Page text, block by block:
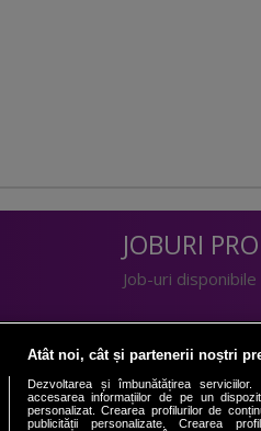
JOBURI PRO
Job-uri disponibile
LIFESTYLE
Doctor de Bine
Acasă
Atât noi, cât și partenerii noștri
Dezvoltarea și îmbunătățirea
accesarea informațiilor de pe un
personalizat. Crearea profilurilor de
publicității personalizate. Crearea